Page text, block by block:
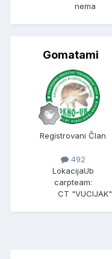
nema
Gomatami
Registrovani Član
492
LokacijaUb
carpteam:
CT "VUCIJAK"